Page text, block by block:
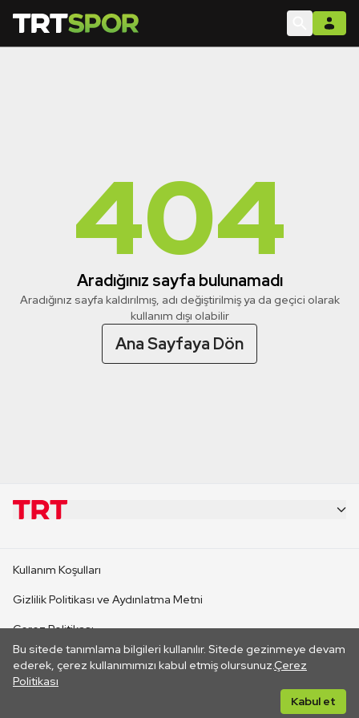
404
Aradığınız sayfa bulunamadı
Aradığınız sayfa kaldırılmış, adı değiştirilmiş ya da geçici olarak
kullanım dışı olabilir
Ana Sayfaya Dön
Bu sitede tanımlama bilgileri kullanılır. Sitede gezinmeye devam
ederek, çerez kullanımımızı kabul etmiş olursunuz.Çerez
Politikası
Kabul et
CANLI YAYINLAR
Kullanım Koşulları
Gizlilik Politikası ve Aydınlatma Metni
Çerez Politikası
İletişim
Her hakkı saklıdır. ©2026 TRT. Bağlantı yoluyla gidilen dış